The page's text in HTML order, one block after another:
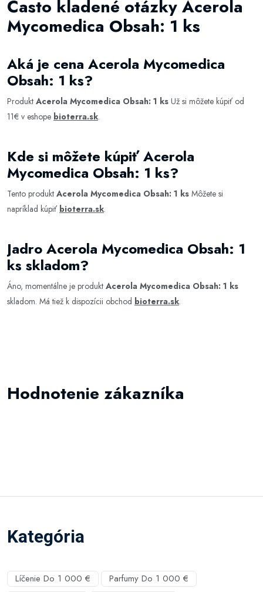
Často kladené otázky Acerola
Mycomedica Obsah: 1 ks
Aká je cena Acerola Mycomedica
Obsah: 1 ks?
Produkt Acerola Mycomedica Obsah: 1 ks Už si môžete kúpiť od
11€ v eshope bioterra.sk.
Kde si môžete kúpiť Acerola
Mycomedica Obsah: 1 ks?
Tento produkt Acerola Mycomedica Obsah: 1 ks Môžete si
napríklad kúpiť bioterra.sk.
Jadro Acerola Mycomedica Obsah: 1
ks skladom?
Áno, momentálne je produkt Acerola Mycomedica Obsah: 1 ks
skladom. Má tiež k dispozícii obchod bioterra.sk.
Hodnotenie zákazníka
Kategória
Líčenie Do 1 000 €
Parfumy Do 1 000 €